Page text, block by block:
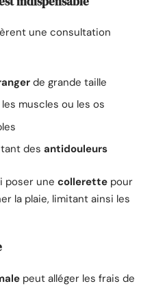
une consultation
de grande taille
muscles ou les os
des antidouleurs
poser une collerette pour
la plaie, limitant ainsi les
peut alléger les frais de